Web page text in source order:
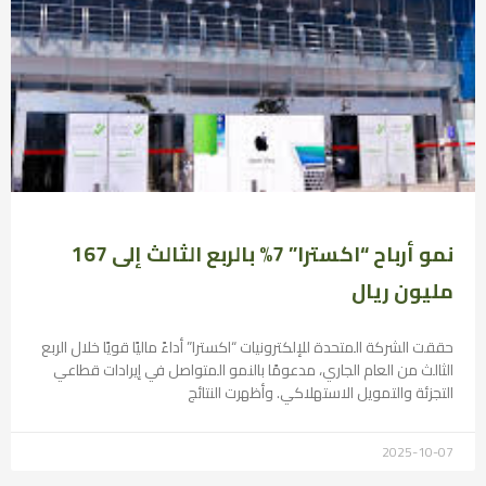
نمو أرباح “اكسترا” 7% بالربع الثالث إلى 167
مليون ريال
حققت الشركة المتحدة للإلكترونيات “اكسترا” أداءً ماليًا قويًا خلال الربع
الثالث من العام الجاري، مدعومًا بالنمو المتواصل في إيرادات قطاعي
التجزئة والتمويل الاستهلاكي. وأظهرت النتائج
2025-10-07